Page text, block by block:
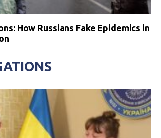
How Russians Fake Epidemics in